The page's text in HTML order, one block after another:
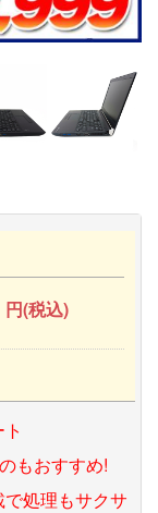
円(税込)
もおすすめ!
処理もサクサ